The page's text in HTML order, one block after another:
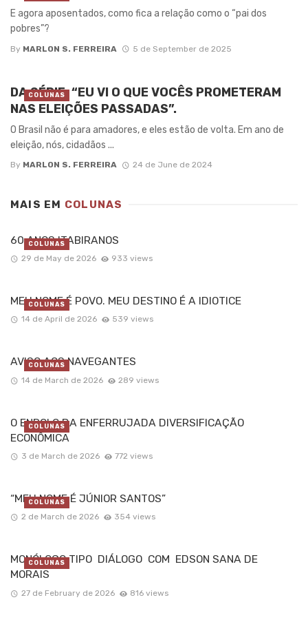
E agora aposentados, como fica a relação como o “pai dos
pobres”?
By MARLON S. FERREIRA 5 de September de 2025
DA SÉRIE: “EU VI O QUE VOCÊS PROMETERAM
NAS ELEIÇÕES PASSADAS”.
O Brasil não é para amadores, e eles estão de volta. Em ano de
eleição, nós, cidadãos ...
By MARLON S. FERREIRA 24 de June de 2024
COLUNAS
MAIS EM COLUNAS
60 ANOS ITABIRANOS
29 de May de 2026 933 views
COLUNAS
MEU NOME É POVO. MEU DESTINO É A IDIOTICE
14 de April de 2026 539 views
COLUNAS
AVISO AOS NAVEGANTES
14 de March de 2026 289 views
COLUNAS
O ENROLO DA ENFERRUJADA DIVERSIFICAÇÃO
ECONÔMICA
3 de March de 2026 772 views
COLUNAS
“MEU NOME É JÚNIOR SANTOS”
2 de March de 2026 354 views
COLUNAS
MONÓLOGO TIPO DIÁLOGO COM EDSON SANA DE
MORAIS
27 de February de 2026 816 views
COLUNAS